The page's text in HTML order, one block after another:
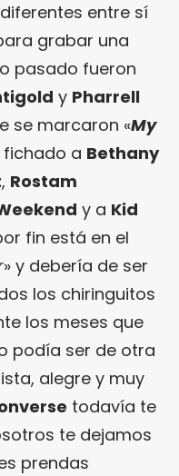
entre sí
grabar una
pasado fueron
y Pharrell
se marcaron «My
fichado a Bethany
, Rostam
y a Kid
fin está en el
» y debería de ser
los chiringuitos
los meses que
podía ser de otra
alegre y muy
todavía te
te dejamos
prendas